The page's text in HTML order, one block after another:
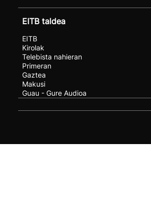
EITB taldea
EITB
Kirolak
Telebista nahieran
Primeran
Gaztea
Makusi
Guau - Gure Audioa